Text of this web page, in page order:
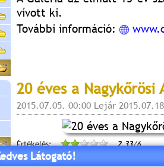
vívott ki.
További információ:
20 éves a Nagykőrösi
2015.07.05. 00:00 Lejár
Értékelés: 2.33/6
Látogató!